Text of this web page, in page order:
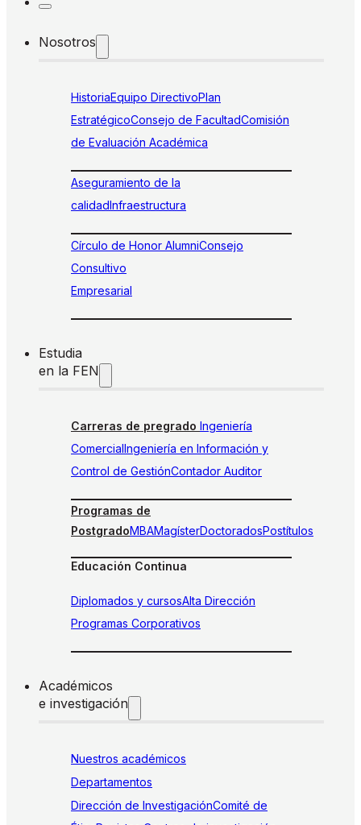
Nosotros
HistoriaEquipo DirectivoPlan
EstratégicoConsejo de FacultadComisión
de Evaluación Académica
Aseguramiento de la
calidadInfraestructura
Círculo de Honor AlumniConsejo
Consultivo
Empresarial
Estudia
en la FEN
Carreras de pregrado Ingeniería
ComercialIngeniería en Información y
Control de GestiónContador Auditor
Programas de
PostgradoMBAMagísterDoctoradosPostítulos
Educación Continua
Diplomados y cursosAlta Dirección
Programas Corporativos
Académicos
e investigación
Nuestros académicos
Departamentos
Dirección de InvestigaciónComité de